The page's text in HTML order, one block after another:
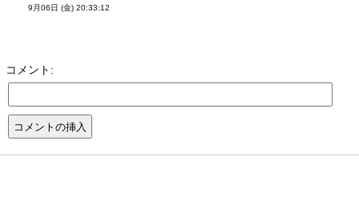
9月06日 (金) 20:33:12
コメント: